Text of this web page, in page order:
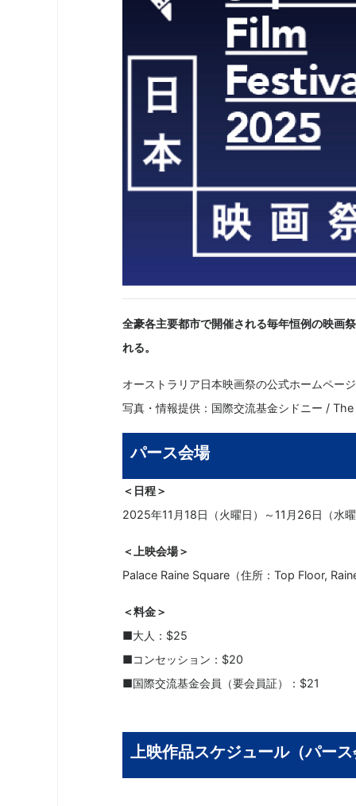
全豪各主要都市で開催される毎年恒例の映画
れる。
オーストラリア日本映画祭の公式ホームペー
写真・情報提供：国際交流基金シドニー /
パース会場
＜日程＞
2025年11月18日（火曜日）～11月26日（水
＜上映会場＞
Palace Raine Square（住所：Top Floor,
＜料金＞
■大人：$25
■コンセッション：$20
■国際交流基金会員（要会員証）：$21
上映作品スケジュール（パー